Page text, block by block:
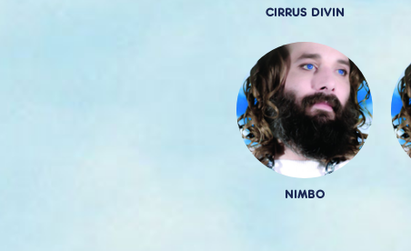
CIRRUS DIVIN
NIMBO